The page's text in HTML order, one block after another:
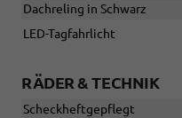
Dachreling in Schwarz
LED-Tagfahrlicht
RÄDER & TECHNIK
Scheckheftgepflegt